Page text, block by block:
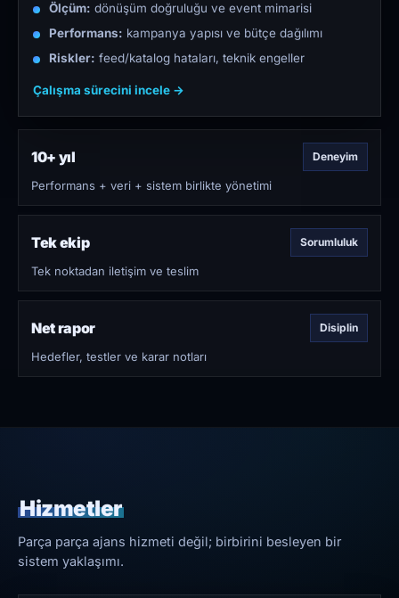
Ölçüm: dönüşüm doğruluğu ve event mimarisi
Performans: kampanya yapısı ve bütçe dağılımı
Riskler: feed/katalog hataları, teknik engeller
Çalışma sürecini incele →
10+ yıl Deneyim
Performans + veri + sistem birlikte yönetimi
Tek ekip Sorumluluk
Tek noktadan iletişim ve teslim
Net rapor Disiplin
Hedefler, testler ve karar notları
Hizmetler
Parça parça ajans hizmeti değil; birbirini besleyen bir
sistem yaklaşımı.